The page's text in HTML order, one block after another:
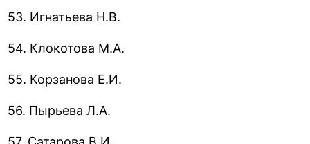
53. Игнатьева Н.В.
54. Клокотова М.А.
55. Корзанова Е.И.
56. Пырьева Л.А.